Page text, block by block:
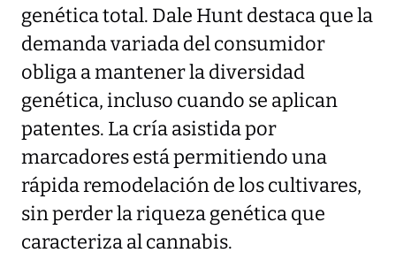
genética total. Dale Hunt destaca que la
demanda variada del consumidor
obliga a mantener la diversidad
genética, incluso cuando se aplican
patentes. La cría asistida por
marcadores está permitiendo una
rápida remodelación de los cultivares,
sin perder la riqueza genética que
caracteriza al cannabis.